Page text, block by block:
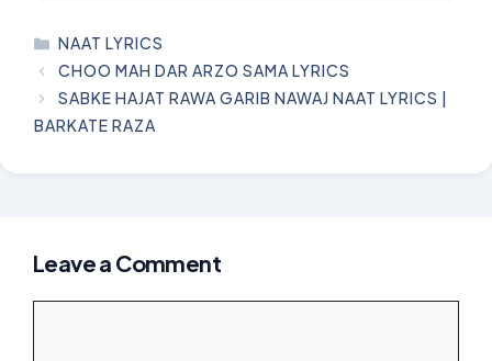
CATEGORIES
NAAT LYRICS
CHOO MAH DAR ARZO SAMA LYRICS
SABKE HAJAT RAWA GARIB NAWAJ NAAT LYRICS |
BARKATE RAZA
Leave a Comment